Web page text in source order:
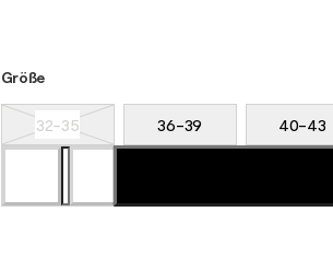
Größe
32-35 36-39 40-43